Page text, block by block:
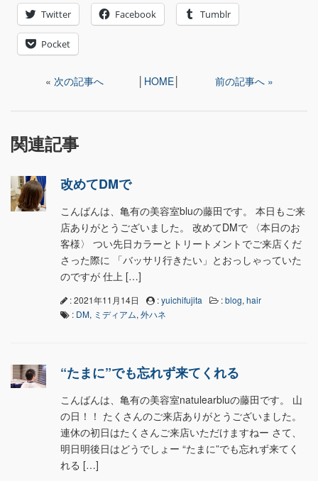
Twitter Facebook Tumblr
Pocket
« 次の記事へ HOME 前の記事へ »
関連記事
改めてDMで
こんばんは、亀有の美容室bluの藤田です。 本日もご来
店ありがとうございました。 改めてDMで 〈本日のお
客様〉 つい先日カラーとトリートメントでご来店くだ
さった際に 「バッサリ行きたい」とおっしゃっていた
のですが 仕上 […]
: 2021年11月14日 :yuichifujita :blog, hair
: DM, ミディアム, 外ハネ
“たまに”でも忘れず来てくれる
こんばんは、亀有の美容室natulearbluの藤田です。 山
の日！！ たくさんのご来店ありがとうございました。
連休の初日はたくさんご来店いただけますねー さて、
明日明後日はどうでしょー “たまに”でも忘れず来てく
れる […]